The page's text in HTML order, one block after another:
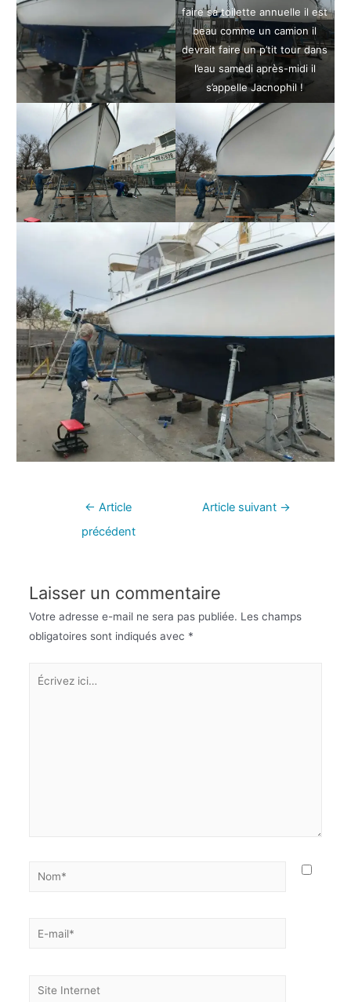
faire sa toilette annuelle il est
beau comme un camion il
devrait faire un p’tit tour dans
l’eau samedi après-midi il
s’appelle Jacnophil !
← Article
précédent
Article suivant →
Laisser un commentaire
Votre adresse e-mail ne sera pas publiée. Les champs
obligatoires sont indiqués avec *